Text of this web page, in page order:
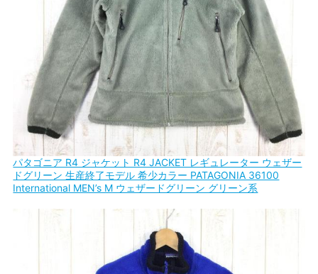
パタゴニア R4 ジャケット R4 JACKET レギュレーター ウェザー
ドグリーン 生産終了モデル 希少カラー PATAGONIA 36100
International MEN’s M ウェザードグリーン グリーン系